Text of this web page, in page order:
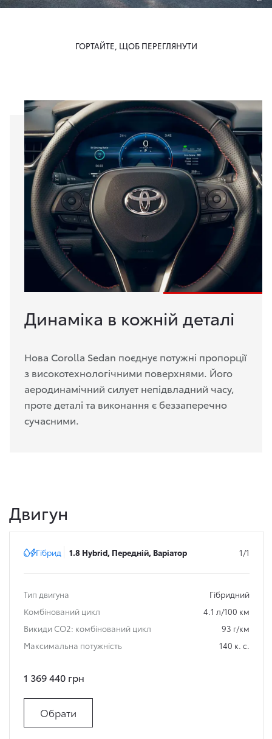
ГОРТАЙТЕ, ЩОБ ПЕРЕГЛЯНУТИ
Динаміка в кожній деталі
Нова Corolla Sedan поєднує потужні пропорції
з високотехнологічними поверхнями. Його
аеродинамічний силует непідвладний часу,
проте деталі та виконання є беззаперечно
сучасними.
Двигун
Гібрид 1.8 Hybrid, Передній, Варіатор 1/1
Тип двигуна
Гібридний
Комбінований цикл
4.1 л/100 км
Викиди СО2: комбінований цикл
93 г/км
Максимальна потужність
140 к. с.
1 369 440 грн
Обрати